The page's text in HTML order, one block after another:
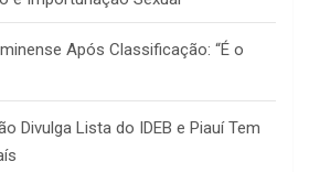
Após Classificação: “É o
Divulga Lista do IDEB e Piauí Tem